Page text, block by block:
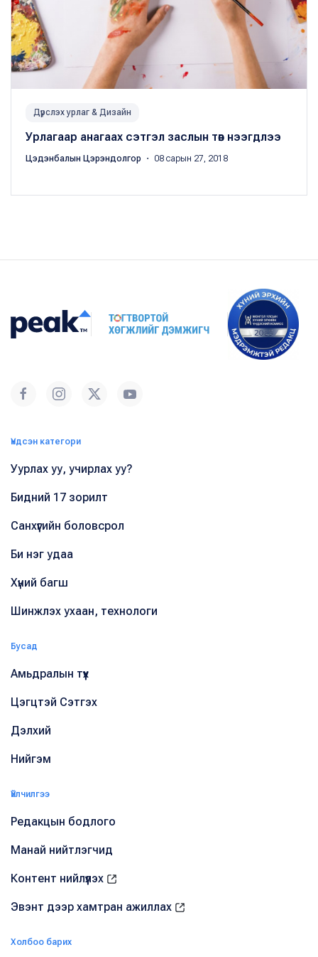
Дүрслэх урлаг & Дизайн
Урлагаар анагаах сэтгэл заслын төв нээгдлээ
Цэдэнбалын Цэрэндолгор ・ 08 сарын 27, 2018
Үндсэн категори
Уурлах уу, учирлах уу?
Бидний 17 зорилт
Санхүүгийн боловсрол
Би нэг удаа
Хүний багш
Шинжлэх ухаан, технологи
Бусад
Амьдралын түүх
Цэгцтэй Сэтгэх
Дэлхий
Нийгэм
Үйлчилгээ
Редакцын бодлого
Манай нийтлэгчид
Контент нийлүүлэх
Эвэнт дээр хамтран ажиллах
Холбоо барих